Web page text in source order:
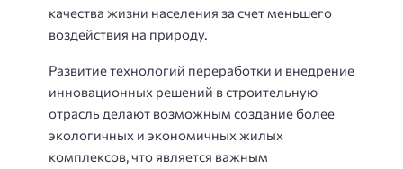
качества жизни населения за счет меньшего
воздействия на природу.
Развитие технологий переработки и внедрение
инновационных решений в строительную
отрасль делают возможным создание более
экологичных и экономичных жилых
комплексов, что является важным